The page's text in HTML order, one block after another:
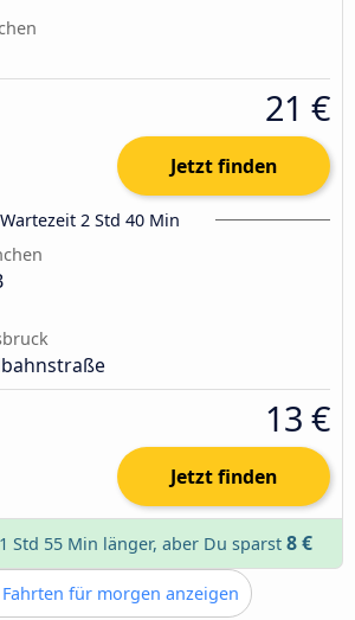
21 €
Jetzt finden
Wartezeit 2 Std 40 Min
13 €
Jetzt finden
Std 55 Min länger, aber Du sparst 8 €
für morgen anzeigen